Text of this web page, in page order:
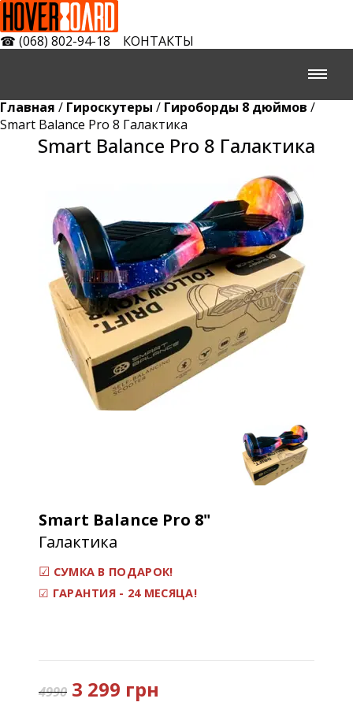
☎ (068) 802-94-18 КОНТАКТЫ
Главная / Гироскутеры / Гироборды 8 дюймов /
Smart Balance Pro 8 Галактика
Smart Balance Pro 8 Галактика
Smart Balance Pro 8"
Галактика
☑ СУМКА В ПОДАРОК!
☑ ГАРАНТИЯ - 24 МЕСЯЦА!
4990 3 299 грн